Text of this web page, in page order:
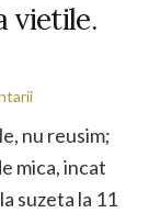
vietile.
nu reusim;
mica, incat
suzeta la 11